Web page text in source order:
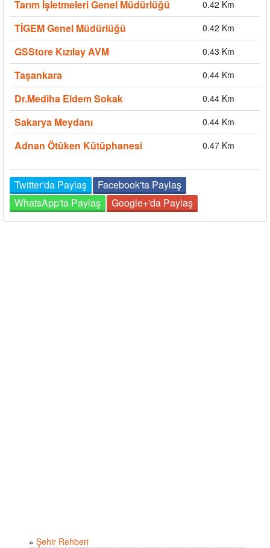
Tarım İşletmeleri Genel Müdürlüğü 0.42 Km
TİGEM Genel Müdürlüğü 0.42 Km
GSStore Kızılay AVM 0.43 Km
Taşankara 0.44 Km
Dr.Mediha Eldem Sokak 0.44 Km
Sakarya Meydanı 0.44 Km
Adnan Ötüken Kütüphanesi 0.47 Km
Twitter'da Paylaş
Facebook'ta Paylaş
WhatsApp'ta Paylaş
Google+'da Paylaş
» Şehir Rehberi